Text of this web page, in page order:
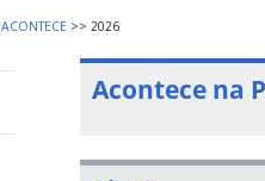
ACONTECE >> 2026
Acontece na